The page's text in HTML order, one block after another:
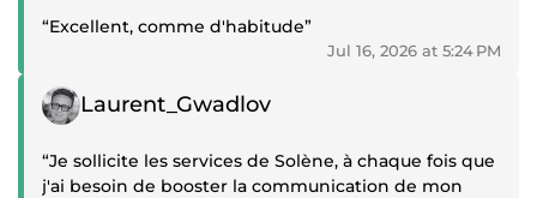
“Excellent, comme d'habitude”
Jul 16, 2026 at 5:24 PM
Positive review
Laurent_Gwadlov
“Je sollicite les services de Solène, à chaque fois que
j'ai besoin de booster la communication de mon